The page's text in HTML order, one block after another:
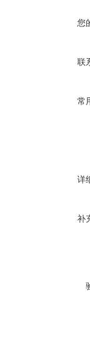
您
联
常
详
补